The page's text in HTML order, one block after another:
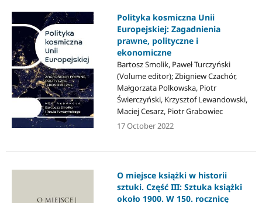
Polityka kosmiczna Unii
Europejskiej: Zagadnienia
prawne, polityczne i
ekonomiczne
Bartosz Smolik, Paweł Turczyński
(Volume editor); Zbigniew Czachór,
Małgorzata Polkowska, Piotr
Świerczyński, Krzysztof Lewandowski,
Maciej Cesarz, Piotr Grabowiec
17 October 2022
O miejsce książki w historii
sztuki. Część III: Sztuka książki
około 1900. W 150. rocznicę